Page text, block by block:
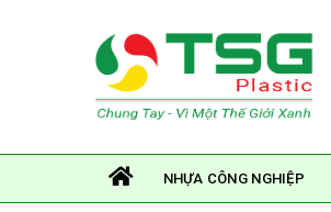
NHỰA CÔNG NGHIỆP